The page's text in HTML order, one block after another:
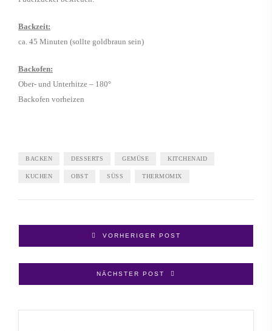
Backzeit:
ca. 45 Minuten (sollte goldbraun sein)
Backofen:
Ober- und Unterhitze – 180°
Backofen vorheizen
BACKEN DESSERTS GEMÜSE KITCHENAID
KUCHEN OBST SÜSS THERMOMIX
VORHERIGER POST
NÄCHSTER POST